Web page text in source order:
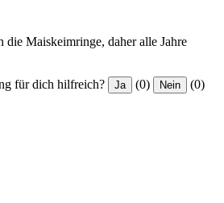
die Maiskeimringe, daher alle Jahre
für dich hilfreich? Ja (0) Nein (0)